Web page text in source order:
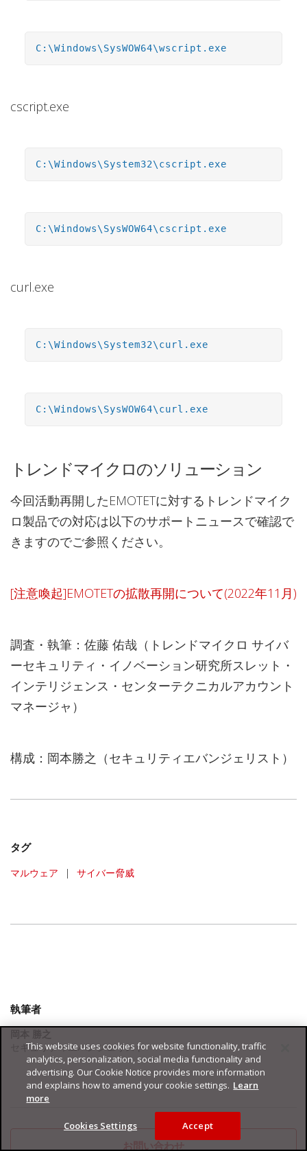
C:\Windows\SysWOW64\wscript.exe
cscript.exe
C:\Windows\System32\cscript.exe
C:\Windows\SysWOW64\cscript.exe
curl.exe
C:\Windows\System32\curl.exe
C:\Windows\SysWOW64\curl.exe
トレンドマイクロのソリューション
今回活動再開したEMOTETに対するトレンドマイク
ロ製品での対応は以下のサポートニュースで確認で
きますのでご参照ください。
[注意喚起]EMOTETの拡散再開について(2022年11月)
調査・執筆：佐藤 佑哉（トレンドマイクロ サイバ
ーセキュリティ・イノベーション研究所スレット・
インテリジェンス・センターテクニカルアカウント
マネージャ）
構成：岡本勝之（セキュリティエバンジェリスト）
タグ
マルウェア | サイバー脅威
執筆者
セキュリティエバンジェリスト
お問い合わせ
This website uses cookies for website functionality, traffic
analytics, personalization, social media functionality and
advertising. Our Cookie Notice provides more information
and explains how to amend your cookie settings. Learn
more
Cookies Settings Accept